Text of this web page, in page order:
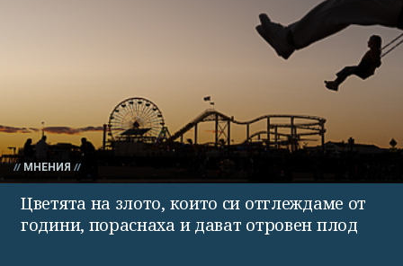
МНЕНИЯ
Цветята на злото, които си отглеждаме от
години, пораснаха и дават отровен плод